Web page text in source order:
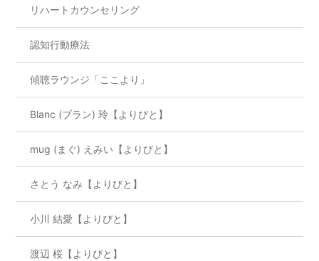
リハートカウンセリング
認知行動療法
傾聴ラウンジ「ここより」
Blanc (ブラン) 玲【よりびと】
mug (まぐ) えみい【よりびと】
さとう なみ【よりびと】
小川 結愛【よりびと】
渡辺 桜【よりびと】